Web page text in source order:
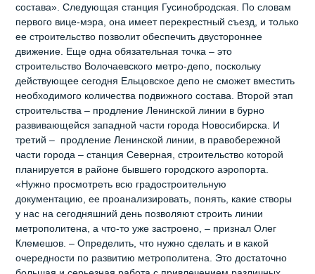
состава». Следующая станция Гусинобродская. По словам
первого вице-мэра, она имеет перекрестный съезд, и только
ее строительство позволит обеспечить двустороннее
движение. Еще одна обязательная точка – это
строительство Волочаевского метро-депо, поскольку
действующее сегодня Ельцовское депо не сможет вместить
необходимого количества подвижного состава. Второй этап
строительства – продление Ленинской линии в бурно
развивающейся западной части города Новосибирска. И
третий – продление Ленинской линии, в правобережной
части города – станция Северная, строительство которой
планируется в районе бывшего городского аэропорта.
«Нужно просмотреть всю градостроительную
документацию, ее проанализировать, понять, какие створы
у нас на сегодняшний день позволяют строить линии
метрополитена, а что-то уже застроено, – признал Олег
Клемешов. – Определить, что нужно сделать и в какой
очередности по развитию метрополитена. Это достаточно